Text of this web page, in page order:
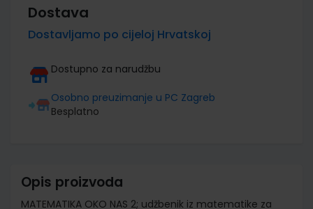
Dostava
Dostavljamo po cijeloj Hrvatskoj
Dostupno za narudžbu
Osobno preuzimanje u PC Zagreb
Besplatno
Opis proizvoda
MATEMATIKA OKO NAS 2; udžbenik iz matematike za